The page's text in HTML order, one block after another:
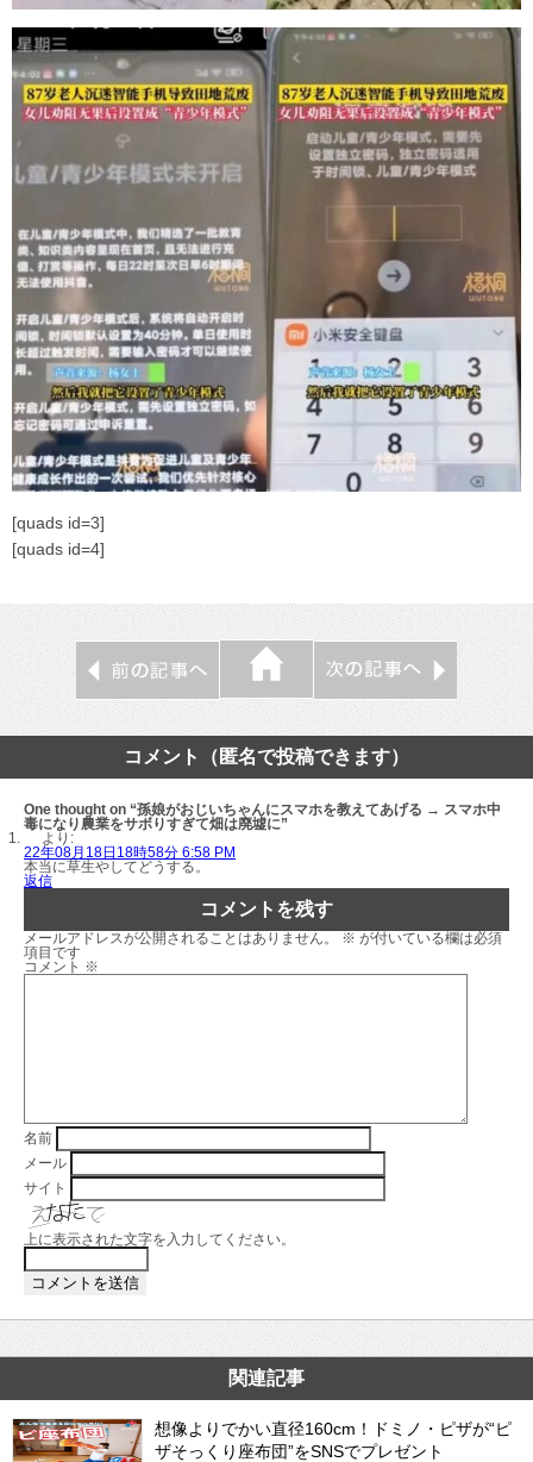
[quads id=3]
[quads id=4]
コメント（匿名で投稿できます）
One thought on “孫娘がおじいちゃんにスマホを教えてあげる → スマホ中
毒になり農業をサボりすぎて畑は廃墟に”
より:
22年08月18日18時58分 6:58 PM
本当に草生やしてどうする。
返信
コメントを残す
メールアドレスが公開されることはありません。 ※ が付いている欄は必須
項目です
コメント ※
名前
メール
サイト
上に表示された文字を入力してください。
関連記事
想像よりでかい直径160cm！ドミノ・ピザが“ピ
ザそっくり座布団”をSNSでプレゼント